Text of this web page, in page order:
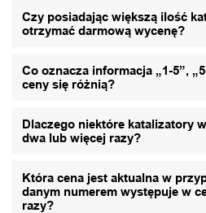
Czy posiadając większą ilość
otrzymać darmową wycenę?
Co oznacza informacja „1-5”,
ceny się różnią?
Dlaczego niektóre katalizatory
dwa lub więcej razy?
Która cena jest aktualna w
danym numerem występuje w
razy?